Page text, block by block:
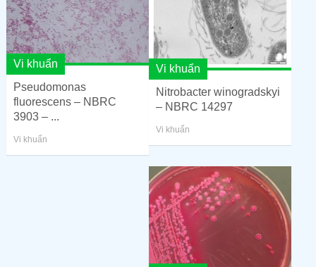
Vi khuẩn
Pseudomonas
fluorescens – NBRC
3903 – ...
Vi khuẩn
Vi khuẩn
Nitrobacter winogradskyi
– NBRC 14297
Vi khuẩn